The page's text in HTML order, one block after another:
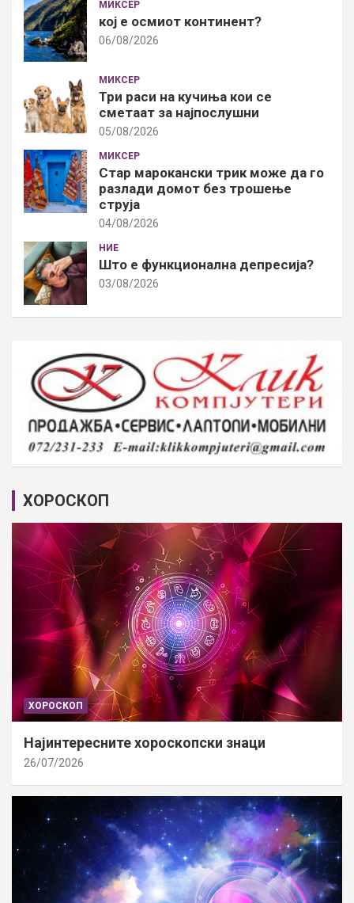
МИКСЕР
кој е осмиот континент?
06/08/2026
МИКСЕР
Три раси на кучиња кои се
сметаат за најпослушни
05/08/2026
МИКСЕР
Стар марокански трик може да го
разлади домот без трошење
струја
04/08/2026
НИЕ
Што е функционална депресија?
03/08/2026
ХОРОСКОП
ХОРОСКОП
Најинтересните хороскопски знаци
26/07/2026